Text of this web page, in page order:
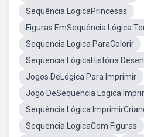
Sequência LogicaPrincesas
Figuras EmSequência Lógica
Sequencia Logica ParaColorir
Sequencia LógicaHistória
Jogos DeLógica Para Imprimir
Jogo DeSequencia Logica
Sequência Lógica
Sequencia LogicaCom Figuras